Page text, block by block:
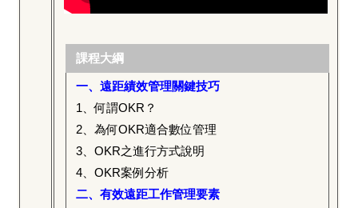
課程大綱
一、遠距績效管理關鍵技巧
1 、何謂OKR？
2 、為何OKR適合數位管理
3 、OKR之進行方式說明
4 、OKR案例分析
二、有效遠距工作管理要素